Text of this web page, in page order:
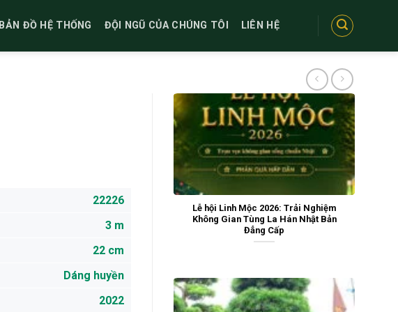
BẢN ĐỒ HỆ THỐNG ĐỘI NGŨ CỦA CHÚNG TÔI LIÊN HỆ
Lễ hội Linh Mộc 2026: Trải Nghiệm
Không Gian Tùng La Hán Nhật Bản
Đẳng Cấp
22226
3 m
22 cm
Dáng huyền
2022